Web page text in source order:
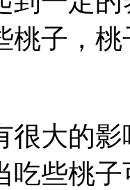
桃子，
很大的
吃些桃